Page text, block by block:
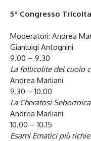
5° Congresso
Moderatori: Andrea
Gianluigi Antognini
9.00 – 9.30
La follicolite del cuoio
Andrea Marliani
9.30 – 10.00
La Cheratosi Seborroica
Andrea Marliani
10.00 – 10.15
Esami Ematici più